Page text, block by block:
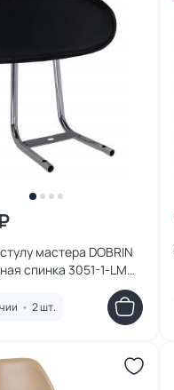
мастера DOBRIN
спинка 3051-1-LM
• 2 шт.